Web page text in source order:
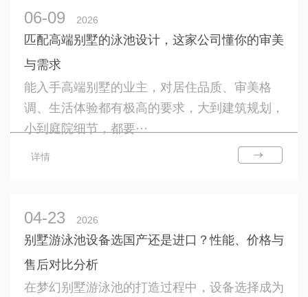
06-09 2026
匹配高端别墅的泳池设计，这家公司懂你的审美
与需求
能入手高端别墅的业主，对居住品质、审美格
调、生活体验都有极高的要求，大到建筑规划，
小到庭院细节，都要···
详情
04-23 2026
别墅游泳池设备选国产还是进口？性能、价格与
售后对比分析
在梦幻别墅游泳池的打造过程中，设备选择成为